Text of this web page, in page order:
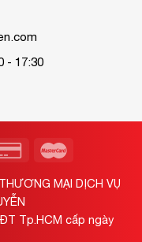
- 17:30
MẠI DỊCH VỤ
Tp.HCM cấp ngày